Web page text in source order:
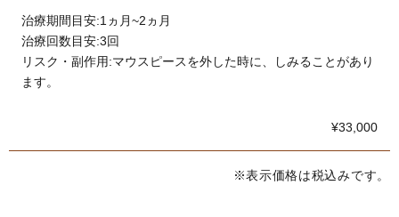
治療期間目安:1ヵ月~2ヵ月
治療回数目安:3回
リスク・副作用:マウスピースを外した時に、しみることがあり
ます。
¥33,000
※表示価格は税込みです。